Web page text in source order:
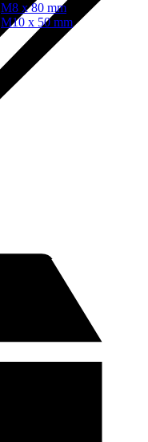
M8 x 80 mm
M10 x 50 mm